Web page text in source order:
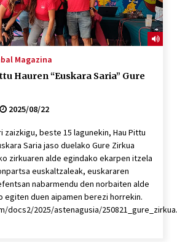
Magazina
Hauren “Euskara Saria” Gure
2025/08/22
beste 15 lagunekin, Hau Pittu
Saria jaso duelako Gure Zirkua
zirkuaren alde egindako ekarpen itzela
euskaltzaleak, euskararen
nabarmendu den norbaiten alde
egiten duen aipamen berezi horrekin.
docs2/2025/astenagusia/